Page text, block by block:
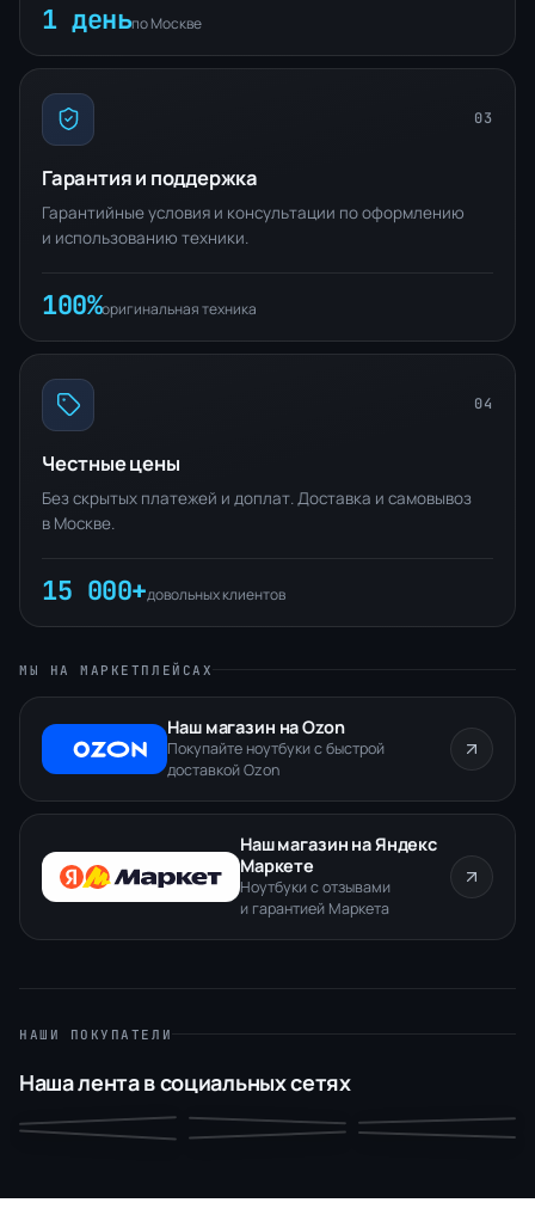
1 деньпо Москве
03
Гарантия и поддержка
Гарантийные условия и консультации по оформлению
и использованию техники.
100%оригинальная техника
04
Честные цены
Без скрытых платежей и доплат. Доставка и самовывоз
в Москве.
15 000+довольных клиентов
МЫ НА МАРКЕТПЛЕЙСАХ
Наш магазин на Ozon
Покупайте ноутбуки с быстрой
доставкой Ozon
Наш магазин на Яндекс
Маркете
Ноутбуки с отзывами
и гарантией Маркета
НАШИ ПОКУПАТЕЛИ
Наша лента в социальных сетях